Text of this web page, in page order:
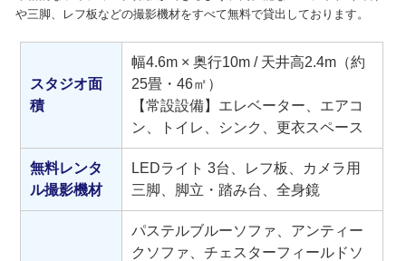
や三脚、レフ板などの撮影機材をすべて無料で貸出しております。
スタジオ面
積
幅4.6m × 奥行10m / 天井高2.4m（約
25畳・46㎡）
【常設設備】エレベーター、エアコ
ン、トイレ、シンク、更衣スペース
無料レンタ
ル撮影機材
LEDライト 3台
、レフ板、カメラ用
三脚、脚立・踏み台、全身鏡
パステルブルーソファ、アンティー
クソファ、チェスターフィールドソ